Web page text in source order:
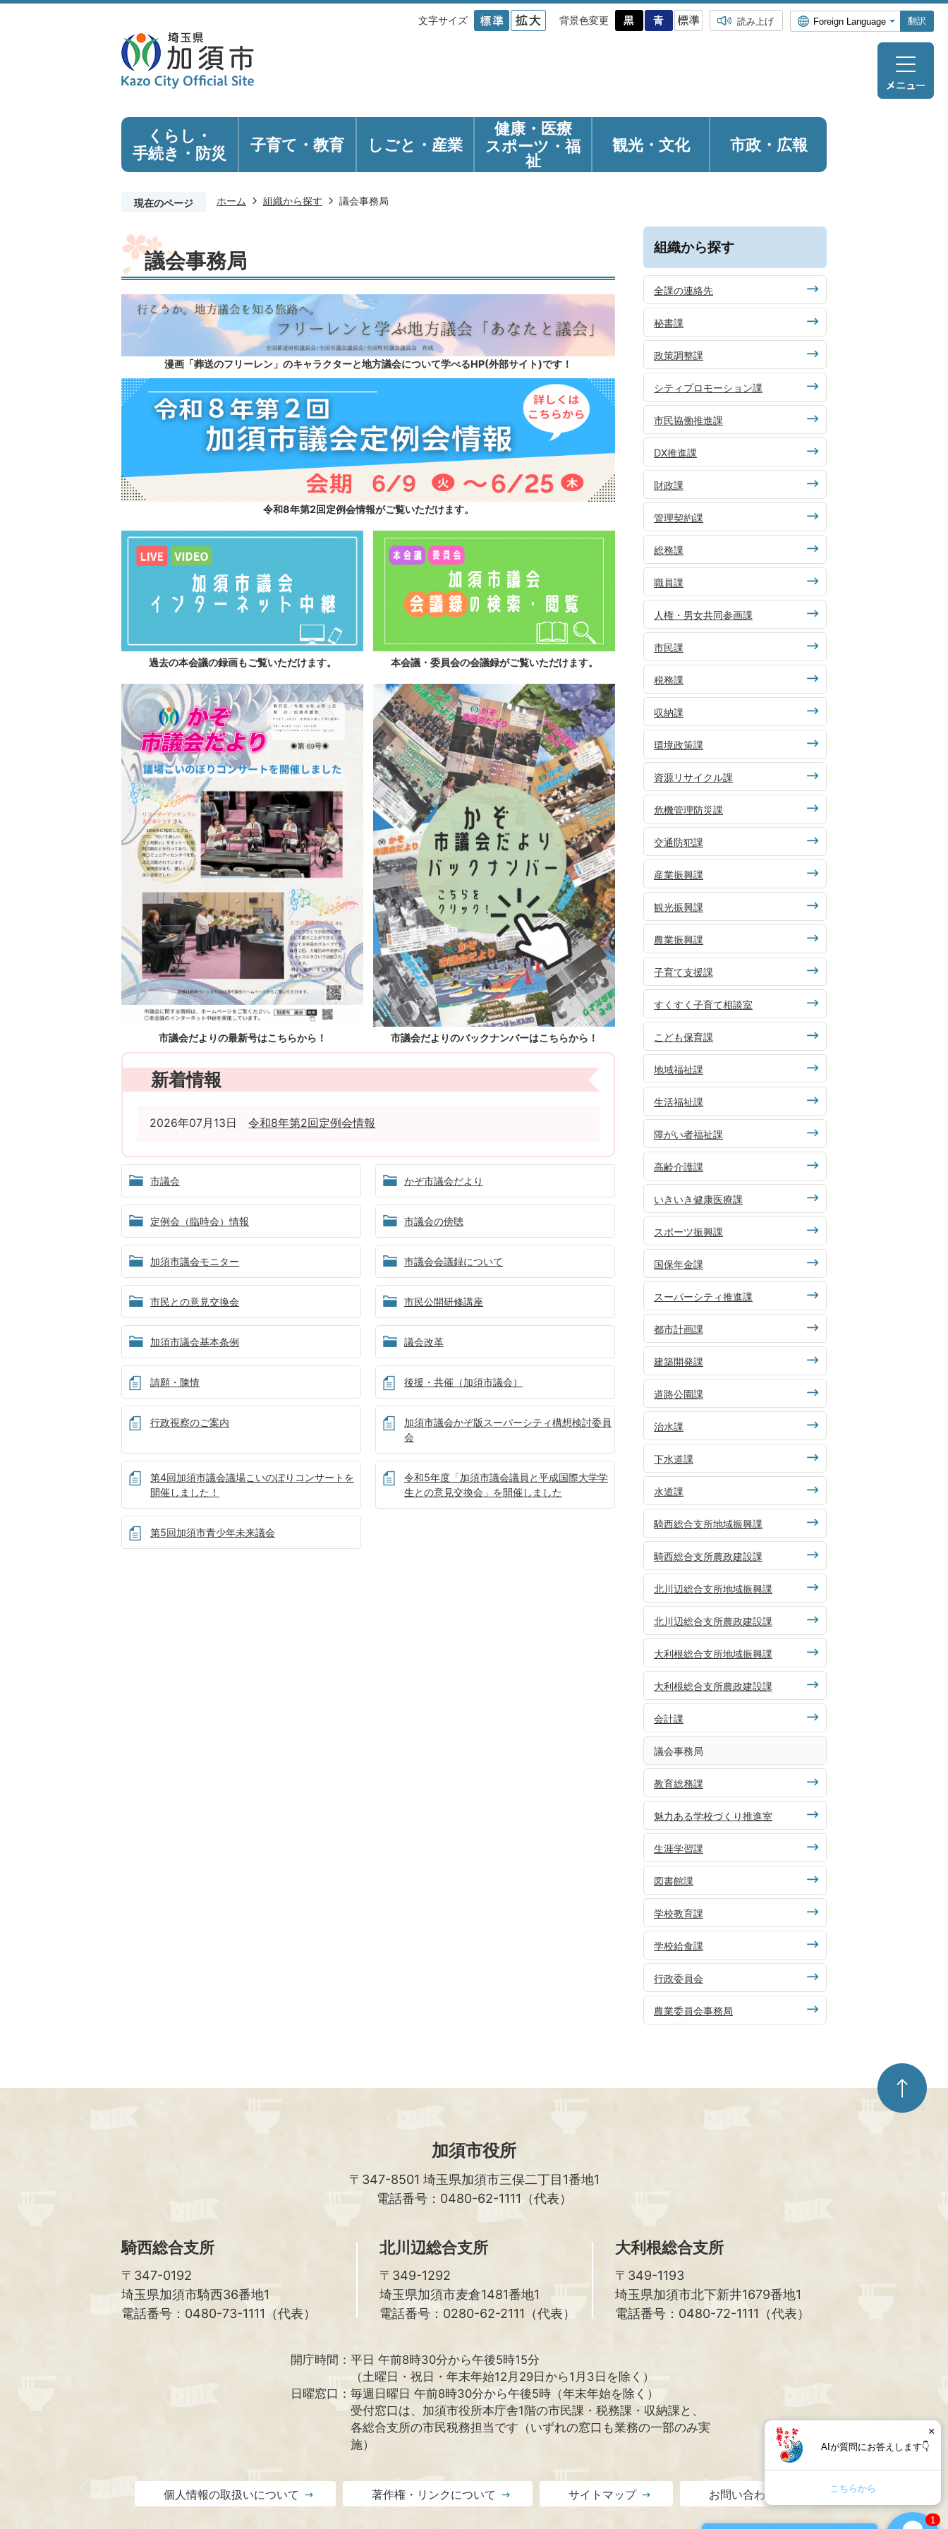
文字サイズ 背景色変更 読み上げ 翻訳
くらし・
手続き ・防災 子育て・教育 しごと・産業
健康・医療
スポーツ・福
祉
観光・ 文化 市政・広報
現在のページ ホーム 組織から探す 議会事務局
議会事務局
漫画「葬送のフリーレン」のキャラクターと地方議会について学べるHP(外部サイト)です！
令和8年第2回定例会情報がご覧いただけます。
過去の本会議の録画もご覧いただけます。 本会議・委員会の会議録がご覧いただけます。
市議会だよりの最新号はこちらから！ 市議会だよりのバックナンバーはこちらから！
新着情報
2026年07月13日 令和8年第2回定例会情報
市議会 かぞ市議会だより
定例会（臨時会）情報 市議会の傍聴
加須市議会モニター 市議会会議録について
市民との意見交換会 市民公開研修講座
加須市議会基本条例 議会改革
請願・陳情 後援・共催（加須市議会）
行政視察のご案内
加須市議会かぞ版スーパーシティ構想検討委員
会
第4回加須市議会議場こいのぼりコンサートを
開催しました！
令和5年度「加須市議会議員と平成国際大学学
生との意見交換会」を開催しました
第5回加須市青少年未来議会
組織から探す
全課の連絡先
秘書課
政策調整課
シティプロモーション課
市民協働推進課
DX推進課
財政課
管理契約課
総務課
職員課
人権・男女共同参画課
市民課
税務課
収納課
環境政策課
資源リサイクル課
危機管理防災課
交通防犯課
産業振興課
観光振興課
農業振興課
子育て支援課
すくすく子育て相談室
こども保育課
地域福祉課
生活福祉課
障がい者福祉課
高齢介護課
いきいき健康医療課
スポーツ振興課
国保年金課
スーパーシティ推進課
都市計画課
建築開発課
道路公園課
治水課
下水道課
水道課
騎西総合支所地域振興課
騎西総合支所農政建設課
北川辺総合支所地域振興課
北川辺総合支所農政建設課
大利根総合支所地域振興課
大利根総合支所農政建設課
会計課
議会事務局
教育総務課
魅力ある学校づくり推進室
生涯学習課
図書館課
学校教育課
学校給食課
行政委員会
農業委員会事務局
ペ
ー
ジ
加須市役所
〒347-8501 埼玉県加須市三俣二丁目1番地1
電話番号：0480-62-1111（代表）
騎西総合支所
〒347-0192
埼玉県加須市騎西36番地1
電話番号：0480-73-1111（代表）
北川辺総合支所
〒349-1292
埼玉県加須市麦倉1481番地1
電話番号：0280-62-2111（代表）
大利根総合支所
〒349-1193
埼玉県加須市北下新井1679番地1
電話番号：0480-72-1111（代表）
開庁時間： 平日 午前8時30分から午後5時15分
（土曜日・祝日・年末年始12月29日から1月3日を除く）
日曜窓口： 毎週日曜日 午前8時30分から午後5時（年末年始を除く）
受付窓口は、加須市役所本庁舎1階の市民課・税務課・収納課と、
各総合支所の市民税務担当です（いずれの窓口も業務の一部のみ実
施）
個人情報の取扱いについて 著作権・リンクについて サイトマップ お問い合わせ
AIが質問にお答えします👇
こちらから
×
1